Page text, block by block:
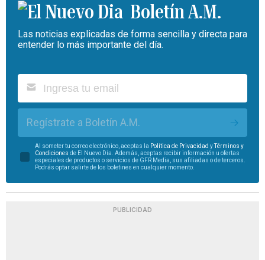
Boletín A.M.
Las noticias explicadas de forma sencilla y directa para
entender lo más importante del día.
Regístrate a Boletín A.M.
Al someter tu correo electrónico, aceptas la Política de Privacidad yTérminos y
Condiciones de El Nuevo Día. Además, aceptas recibir información u ofertas
especiales de productos o servicios de GFR Media, sus afiliadas o de terceros.
Podrás optar salirte de los boletines en cualquier momento.
PUBLICIDAD